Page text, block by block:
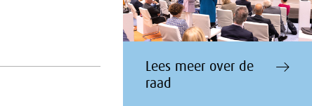
Lees meer over de
raad